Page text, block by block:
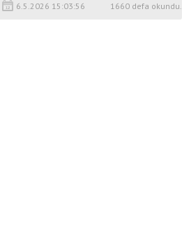
6.5.2026 15:03:56 1660 defa okundu.